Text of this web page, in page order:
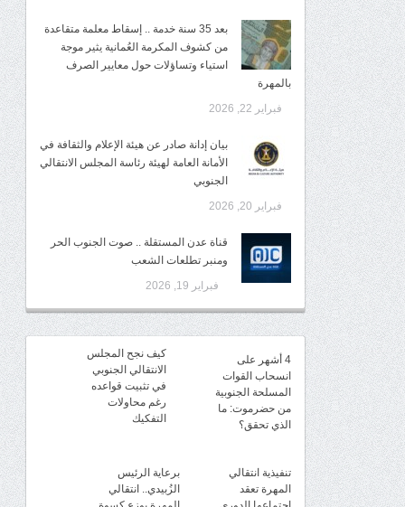
بعد 35 سنة خدمة .. إسقاط معلمة متقاعدة
من كشوف المكرمة العُمانية يثير موجة
استياء وتساؤلات حول معايير الصرف
بالمهرة
فبراير 22, 2026
بيان إدانة صادر عن هيئة الإعلام والثقافة في
الأمانة العامة لهيئة رئاسة المجلس الانتقالي
الجنوبي
فبراير 20, 2026
قناة عدن المستقلة .. صوت الجنوب الحر
ومنبر تطلعات الشعب
فبراير 19, 2026
4 أشهر على
انسحاب القوات
المسلحة الجنوبية
من حضرموت: ما
الذي تحقق؟
كيف نجح المجلس
الانتقالي الجنوبي
في تثبيت قواعده
رغم محاولات
التفكيك
تنفيذية انتقالي
المهرة تعقد
برعاية الرئيس
الزُبيدي.. انتقالي